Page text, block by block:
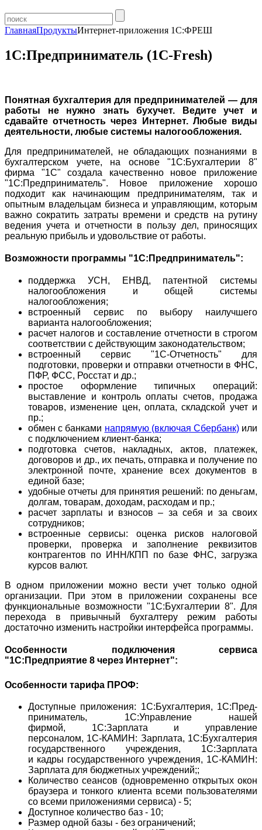
ГлавнаяПродуктыИнтернет-приложения 1С:ФРЕШ
1С:Предприниматель (1С-Fresh)
Понятная бухгалтерия для предпринимателей — для
работы не нужно знать бухучет. Ведите учет и
сдавайте отчетность через Интернет. Любые виды
деятельности, любые системы налогообложения.
Для предпринимателей, не обладающих познаниями в
бухгалтерском учете, на основе "1С:Бухгалтерии 8"
фирма "1С" создала качественно новое приложение
"1С:Предприниматель". Новое приложение хорошо
подходит как начинающим предпринимателям, так и
опытным владельцам бизнеса и управляющим, которым
важно сократить затраты времени и средств на рутину
ведения учета и отчетности в пользу дел, приносящих
реальную прибыль и удовольствие от работы.
Возможности программы "1С:Предприниматель":
поддержка УСН, ЕНВД, патентной системы
налогообложения и общей системы
налогообложения;
встроенный сервис по выбору наилучшего
варианта налогообложения;
расчет налогов и составление отчетности в строгом
соответствии с действующим законодательством;
встроенный сервис "1С-Отчетность" для
подготовки, проверки и отправки отчетности в ФНС,
ПФР, ФСС, Росстат и др.;
простое оформление типичных операций:
выставление и контроль оплаты счетов, продажа
товаров, изменение цен, оплата, складской учет и
пр.;
обмен с банками напрямую (включая Сбербанк)или
с подключением клиент-банка;
подготовка счетов, накладных, актов, платежек,
договоров и др., их печать, отправка и получение по
электронной почте, хранение всех документов в
единой базе;
удобные отчеты для принятия решений: по деньгам,
долгам, товарам, доходам, расходам и пр.;
расчет зарплаты и взносов – за себя и за своих
сотрудников;
встроенные сервисы: оценка рисков налоговой
проверки, проверка и заполнение реквизитов
контрагентов по ИНН/КПП по базе ФНС, загрузка
курсов валют.
В одном приложении можно вести учет только одной
организации. При этом в приложении сохранены все
функциональные возможности "1С:Бухгалтерии 8". Для
перехода в привычный бухгалтеру режим работы
достаточно изменить настройки интерфейса программы.
Особенности подключения сервиса
"1С:Предприятие 8 через Интернет":
Особенности тарифа ПРОФ:
Доступные приложения: 1C:Бухгалтерия, 1С:Пред­
приниматель, 1С:Управление нашей
фирмой, 1С:Зарплата и управление
персоналом, 1С-КАМИН: Зарплата, 1С:Бухгалтерия
государственного учреждения, 1С:Зарплата
и кадры государственного учреждения, 1С-КАМИН:
Зарплата для бюджетных учреждений;;
Количество сеансов (одновременно открытых окон
браузера и тонкого клиента всеми пользователями
со всеми приложениями сервиса) - 5;
Доступное количество баз - 10;
Размер одной базы - без ограничений;